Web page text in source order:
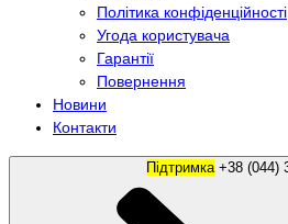
Політика конфіденційності
Угода користувача
Гарантії
Повернення
Новини
Контакти
Підтримка